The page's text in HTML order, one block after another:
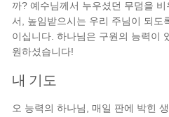
까? 예수님께서 누우셨던 무덤을
서, 높임받으시는 우리 주님이 되도
이십니다. 하나님은 구원의 능력이
원하셨습니다!
내 기도
오 능력의 하나님, 매일 판에 박힌